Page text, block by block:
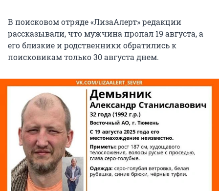
В поисковом отряде «ЛизаАлерт» редакции
рассказывали, что мужчина пропал 19 августа, а
его близкие и родственники обратились к
поисковикам только 30 августа днем.